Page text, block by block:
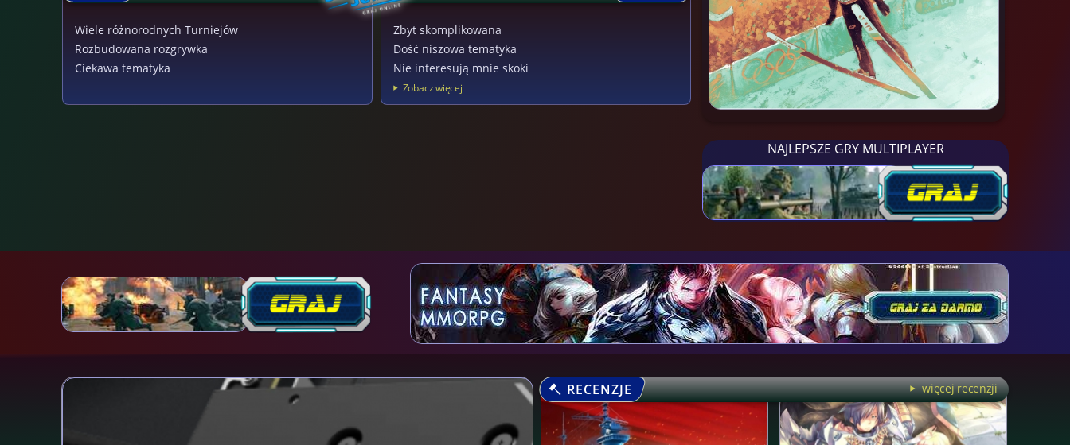
Wiele różnorodnych Turniejów
Rozbudowana rozgrywka
Ciekawa tematyka
Zbyt skomplikowana
Dość niszowa tematyka
Nie interesują mnie skoki
Zobacz więcej
NAJLEPSZE GRY MULTIPLAYER
RECENZJE więcej recenzji